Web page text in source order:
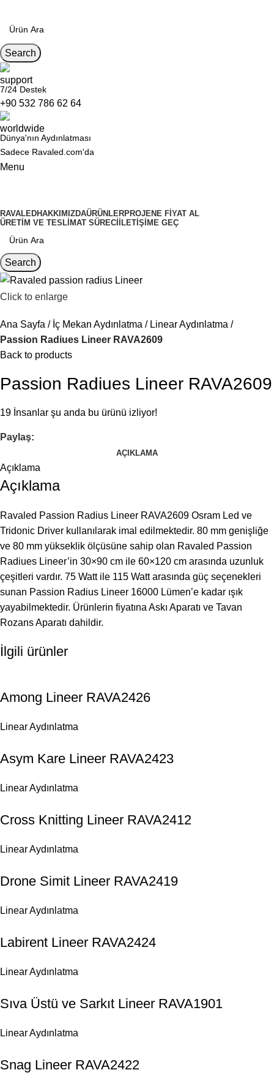
Search
7/24 Destek
+90 532 786 62 64
Dünya'nın Aydınlatması
Sadece Ravaled.com'da
Menu
RAVALEDHAKKIMIZDAÜRÜNLERPROJENE FIYAT AL
ÜRETIM VE TESLIMAT SÜRECI
İLETIŞIME GEÇ
Search
Click to enlarge
Ana Sayfa İç Mekan Aydınlatma
Linear Aydınlatma
Passion Radiues Lineer RAVA2609
Back to products
Passion Radiues Lineer RAVA2609
19 İnsanlar şu anda bu ürünü izliyor!
Paylaş:
AÇIKLAMA
Açıklama
Açıklama
Ravaled Passion Radius Lineer RAVA2609 Osram Led ve
Tridonic Driver kullanılarak imal edilmektedir. 80 mm genişliğe
ve 80 mm yükseklik ölçüsüne sahip olan Ravaled Passion
Radiues Lineer’in 30×90 cm ile 60×120 cm arasında uzunluk
çeşitleri vardır. 75 Watt ile 115 Watt arasında güç seçenekleri
sunan Passion Radius Lineer 16000 Lümen’e kadar ışık
yayabilmektedir. Ürünlerin fiyatına Askı Aparatı ve Tavan
Rozans Aparatı dahildir.
İlgili ürünler
Among Lineer RAVA2426
Linear Aydınlatma
Asym Kare Lineer RAVA2423
Linear Aydınlatma
Cross Knitting Lineer RAVA2412
Linear Aydınlatma
Drone Simit Lineer RAVA2419
Linear Aydınlatma
Labirent Lineer RAVA2424
Linear Aydınlatma
Sıva Üstü ve Sarkıt Lineer RAVA1901
Linear Aydınlatma
Snag Lineer RAVA2422